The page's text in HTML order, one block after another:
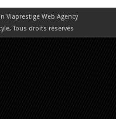
Viaprestige Web Agency
Tous droits réservés